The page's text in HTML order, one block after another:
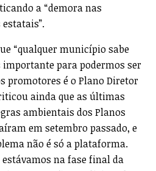
a “demora nas
“qualquer município sabe
para podermos ser
promotores é o Plano Diretor
ainda que as últimas
ambientais dos Planos
em setembro passado, e
não é só a plataforma.
na fase final da